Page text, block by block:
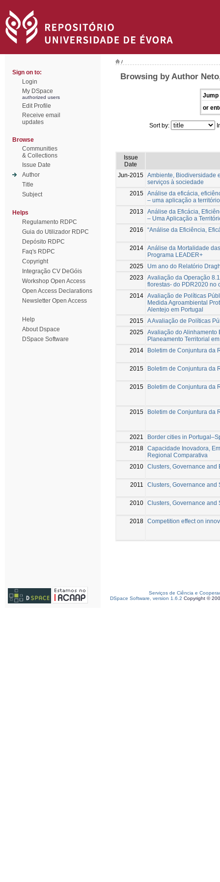
Sign on to:
Login
My DSpace
authorized users
Edit Profile
Receive email
updates
Browse
Communities
& Collections
Issue Date
Author
Title
Subject
Helps
Regulamento RDPC
Guia do Utilizador RDPC
Depósito RDPC
Faq's RDPC
Copyright
Integração CV DeGóis
Workshop Open Access
Open Access Declarations
Newsletter Open Access
Help
About Dspace
DSpace Software
/
Browsing by Author
Jump
or
Sort by:
Issue
Date
Jun-2015 Ambiente, Biodiversidade
serviços à sociedade
2015 Análise da eficácia,
– uma aplicação a
2013
Análise da Eficácia,
– Uma Aplicação a
2016
“Análise da Eficiência,
2014 Análise da Mortalidade
Programa LEADER+
2025
Um ano do Relatório
2023
Avaliação da Operação
florestas- do PDR2020 no
2014 Avaliação de Políticas
Medida Agroambiental
Alentejo em Portugal
2015 A Avaliação de Políticas
2025 Avaliação do Alinhamento
Planeamento Territorial
2014
Boletim de Conjuntura da
2015 Boletim de Conjuntura da
2015 Boletim de Conjuntura da
2015 Boletim de Conjuntura da
2021
Border cities in
2018 Capacidade Inovadora,
Regional Comparativa
2010 Clusters, Governance and
2011 Clusters, Governance and
2010 Clusters, Governance and
2018 Competition effect on
Serviços de Ciência e
DSpace Software, version 1.6.2 Copyright ©